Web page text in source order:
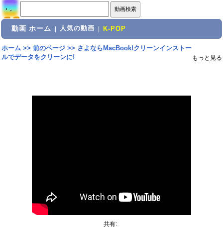
動画 ホーム 人気の動画 K-POP
ホーム>> 前のページ>> さよならMacBook!クリーンインストー
ルでデータをクリーンに!
もっと見る
共有: